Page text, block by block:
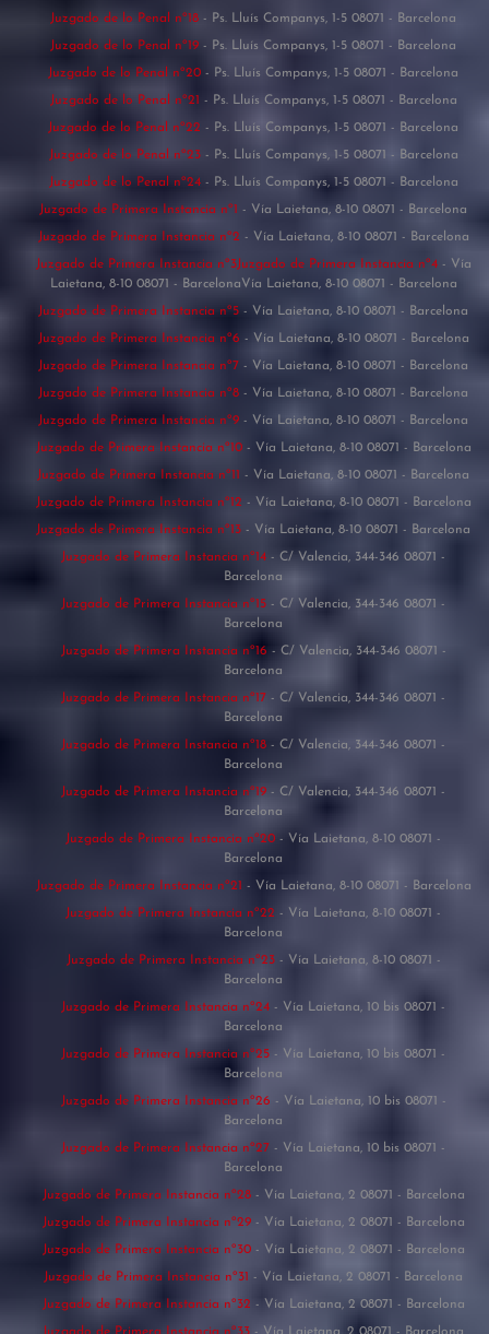
Juzgado de lo Penal nº18 - Ps. Lluís Companys, 1-5 08071 - Barcelona
Juzgado de lo Penal nº19 - Ps. Lluís Companys, 1-5 08071 - Barcelona
Juzgado de lo Penal nº20 - Ps. Lluís Companys, 1-5 08071 - Barcelona
Juzgado de lo Penal nº21 - Ps. Lluís Companys, 1-5 08071 - Barcelona
Juzgado de lo Penal nº22 - Ps. Lluís Companys, 1-5 08071 - Barcelona
Juzgado de lo Penal nº23 - Ps. Lluís Companys, 1-5 08071 - Barcelona
Juzgado de lo Penal nº24 - Ps. Lluís Companys, 1-5 08071 - Barcelona
Juzgado de Primera Instancia nº1 - Vía Laietana, 8-10 08071 - Barcelona
Juzgado de Primera Instancia nº2 - Vía Laietana, 8-10 08071 - Barcelona
Juzgado de Primera Instancia nº3Juzgado de Primera Instancia nº4 - Vía
Laietana, 8-10 08071 - BarcelonaVía Laietana, 8-10 08071 - Barcelona
Juzgado de Primera Instancia nº5 - Vía Laietana, 8-10 08071 - Barcelona
Juzgado de Primera Instancia nº6 - Vía Laietana, 8-10 08071 - Barcelona
Juzgado de Primera Instancia nº7 - Vía Laietana, 8-10 08071 - Barcelona
Juzgado de Primera Instancia nº8 - Vía Laietana, 8-10 08071 - Barcelona
Juzgado de Primera Instancia nº9 - Vía Laietana, 8-10 08071 - Barcelona
Juzgado de Primera Instancia nº10 - Vía Laietana, 8-10 08071 - Barcelona
Juzgado de Primera Instancia nº11 - Vía Laietana, 8-10 08071 - Barcelona
Juzgado de Primera Instancia nº12 - Vía Laietana, 8-10 08071 - Barcelona
Juzgado de Primera Instancia nº13 - Vía Laietana, 8-10 08071 - Barcelona
Juzgado de Primera Instancia nº14 - C/ Valencia, 344-346 08071 -
Barcelona
Juzgado de Primera Instancia nº15 - C/ Valencia, 344-346 08071 -
Barcelona
Juzgado de Primera Instancia nº16 - C/ Valencia, 344-346 08071 -
Barcelona
Juzgado de Primera Instancia nº17 - C/ Valencia, 344-346 08071 -
Barcelona
Juzgado de Primera Instancia nº18 - C/ Valencia, 344-346 08071 -
Barcelona
Juzgado de Primera Instancia nº19 - C/ Valencia, 344-346 08071 -
Barcelona
Juzgado de Primera Instancia nº20 - Vía Laietana, 8-10 08071 -
Barcelona
Juzgado de Primera Instancia nº21 - Vía Laietana, 8-10 08071 - Barcelona
Juzgado de Primera Instancia nº22 - Vía Laietana, 8-10 08071 -
Barcelona
Juzgado de Primera Instancia nº23 - Vía Laietana, 8-10 08071 -
Barcelona
Juzgado de Primera Instancia nº24 - Vía Laietana, 10 bis 08071 -
Barcelona
Juzgado de Primera Instancia nº25 - Vía Laietana, 10 bis 08071 -
Barcelona
Juzgado de Primera Instancia nº26 - Vía Laietana, 10 bis 08071 -
Barcelona
Juzgado de Primera Instancia nº27 - Vía Laietana, 10 bis 08071 -
Barcelona
Juzgado de Primera Instancia nº28 - Vía Laietana, 2 08071 - Barcelona
Juzgado de Primera Instancia nº29 - Vía Laietana, 2 08071 - Barcelona
Juzgado de Primera Instancia nº30 - Vía Laietana, 2 08071 - Barcelona
Juzgado de Primera Instancia nº31 - Vía Laietana, 2 08071 - Barcelona
Juzgado de Primera Instancia nº32 - Vía Laietana, 2 08071 - Barcelona